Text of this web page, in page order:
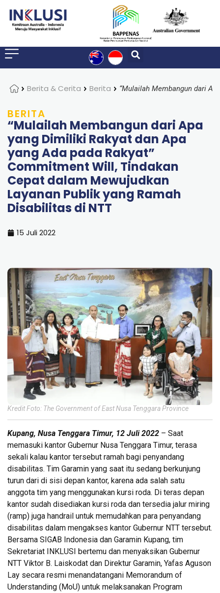
HomeBerita & Cerita Berita
BERITA
“Mulailah Membangun dari Apa
yang Dimiliki Rakyat dan Apa
yang Ada pada Rakyat”
Commitment Will, Tindakan
Cepat dalam Mewujudkan
Layanan Publik yang Ramah
Disabilitas di NTT
15 Juli 2022
Kredit Foto: The Government of East Nusa Tenggara Province
Kupang, Nusa Tenggara Timur, 12 Juli 2022 – Saat
memasuki kantor Gubernur Nusa Tenggara Timur, terasa
sekali kalau kantor tersebut ramah bagi penyandang
disabilitas. Tim Garamin yang saat itu sedang berkunjung
turun dari di sisi depan kantor, karena ada salah satu
anggota tim yang menggunakan kursi roda. Di teras depan
kantor sudah disediakan kursi roda dan tersedia jalur miring
(ramp) juga handrail untuk memudahkan para penyandang
disabilitas dalam mengakses kantor Gubernur NTT tersebut.
Bersama SIGAB Indonesia dan Garamin Kupang, tim
Sekretariat INKLUSI bertemu dan menyaksikan Gubernur
NTT Viktor B. Laiskodat dan Direktur Garamin, Yafas Aguson
Lay secara resmi menandatangani Memorandum of
Understanding (MoU) untuk melaksanakan Program